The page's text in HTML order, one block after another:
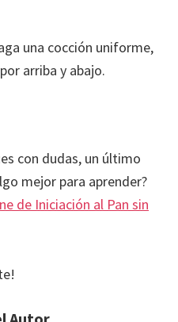
una cocción uniforme,
arriba y abajo.
con dudas, un último
mejor para aprender?
de Iniciación al Pan sin